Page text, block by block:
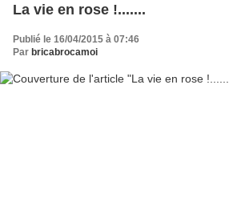
La vie en rose !.......
Publié le 16/04/2015 à 07:46
Par bricabrocamoi